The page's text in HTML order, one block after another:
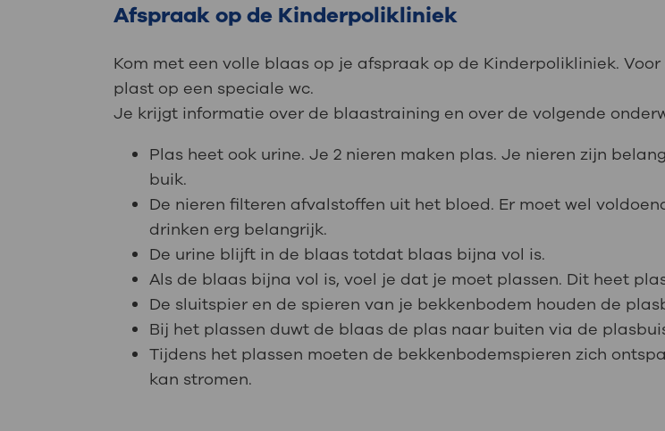
Afspraak op de Kinderpolikliniek
Kom met een volle blaas op je afspraak op de Kinderpolikliniek.
plast op een speciale wc.
Je krijgt informatie over de blaastraining en over de volgende
Plas heet ook urine. Je 2 nieren maken plas. Je nieren zijn
buik.
De nieren filteren afvalstoffen uit het bloed. Er moet wel
drinken erg belangrijk.
De urine blijft in de blaas totdat blaas bijna vol is.
Als de blaas bijna vol is, voel je dat je moet plassen. Dit heet
De sluitspier en de spieren van je bekkenbodem houden de
Bij het plassen duwt de blaas de plas naar buiten via de
Tijdens het plassen moeten de bekkenbodemspieren zich
kan stromen.